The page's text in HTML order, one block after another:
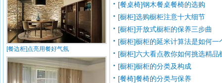
[餐边柜]点亮用餐好气氛
[餐桌椅]钢木餐桌餐椅的选购
[橱柜]选购橱柜注意十大细节
[橱柜]开放式橱柜的保养三步曲
[橱柜]橱柜的延米计算法是如何一
[橱柜]六大看点教你如何挑选精品
[橱柜]橱柜的分类及构成
[餐椅]餐椅的分类与保养